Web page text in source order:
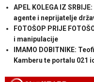
APEL KOLEGA IZ
agente i neprijatelje
FOTOŠOP PRIJE
i manipulacije
IMAMO DOBITNIKE:
Kamberu te portalu 021